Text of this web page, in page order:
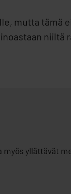
mutta tämä
niiltä
myös yllättävät